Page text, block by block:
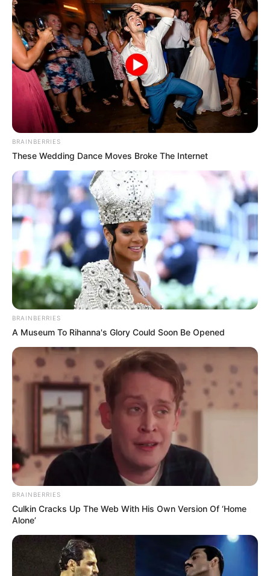
ตั้งนะโม (3 จบ)
อิติบูชา จะมะหาราชา สัพพะเสน่หา อะระหังสัมมา สัมพุ
ทโธมามา
ยาตรายามดี วันชัยมารศรี สวัสดีราโพ นะโมพุทธายะ
https://seeme.me/ch/moddam/kEBLw9
คาถาสาริกา เรียกเงินเรียกทอง โดย อ.มดดำ
ข้อมูลจาก:Horolive
ธนบัตรตามปีเกิด เคล็ดลับเสริมดวงการเงิน เงินก้นถุง
เงินเข้าไม่ขาด เรียกเงิน แบงค์เรียกเงิน
ABOUT THE AUTHOR
เจ้าหมอดู
เนื้อหาที่ได้รับการโปรโมต
BRAINBERRIES
These Wedding Dance Moves Broke The Internet
BRAINBERRIES
A Museum To Rihanna's Glory Could Soon Be Opened
BRAINBERRIES
Culkin Cracks Up The Web With His Own Version Of ‘Home
Alone’